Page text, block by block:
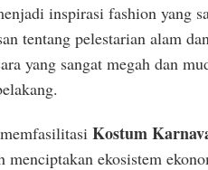
inspirasi fashion yang
tentang pelestarian alam
yang sangat megah dan
Kostum
menciptakan ekosistem